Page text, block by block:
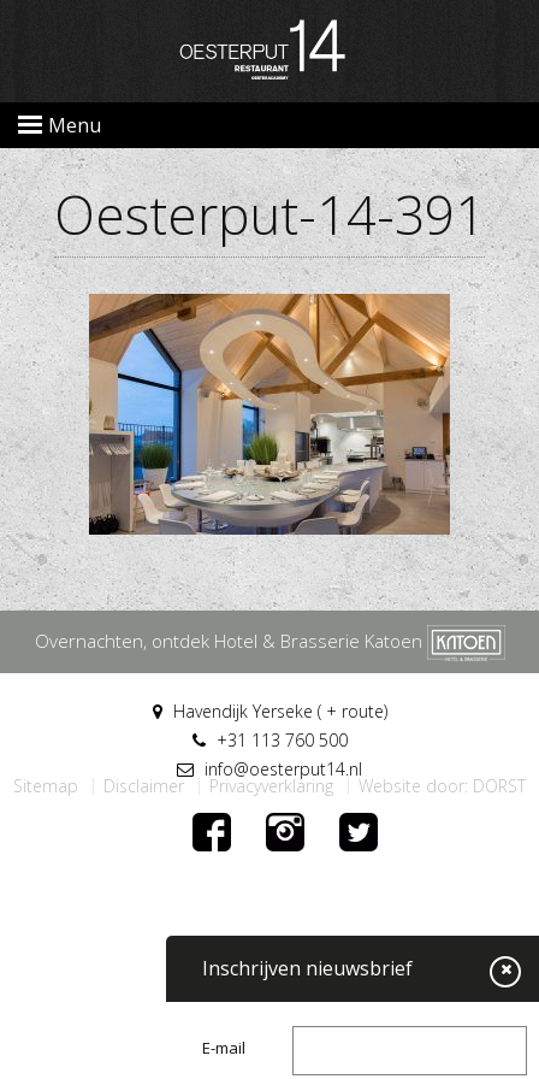
Menu
Oesterput-14-391
Overnachten, ontdek Hotel & Brasserie Katoen
Inschrijven nieuwsbrief
E-mail
Havendijk Yerseke ( + route)
+31 113 760 500
info@oesterput14.nl
Sitemap Disclaimer Privacyverklaring Website door: DORST